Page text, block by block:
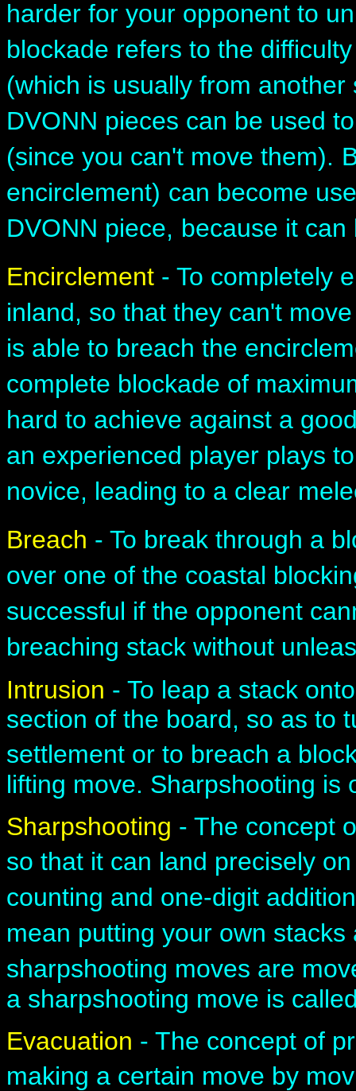
harder for your opponent to
blockade refers to the
(which is usually from another
DVONN pieces can be used
(since you can't move them).
encirclement) can become
DVONN piece, because it
Encirclement - To completely
inland, so that they can't
is able to breach the
complete blockade of
hard to achieve against a
an experienced player plays
novice, leading to a clear
Breach - To break through a
over one of the coastal
successful if the opponent
breaching stack without
Intrusion - To leap a stack
section of the board, so as to
settlement or to breach a
lifting move. Sharpshooting is
Sharpshooting - The concept
so that it can land precisely
counting and one-digit
mean putting your own stacks
sharpshooting moves are
a sharpshooting move is
Evacuation - The concept of
making a certain move by